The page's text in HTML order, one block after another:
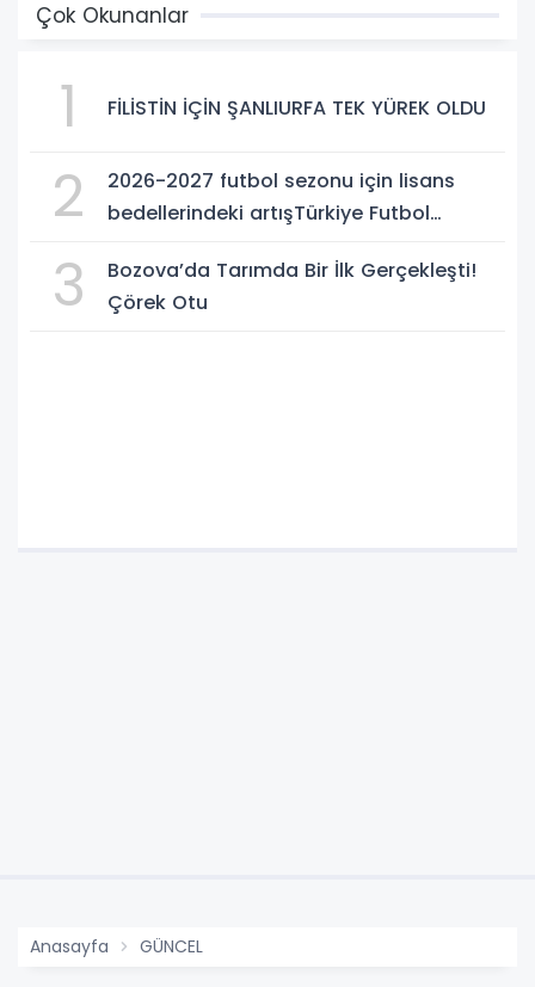
Çok Okunanlar
1 FİLİSTİN İÇİN ŞANLIURFA TEK YÜREK OLDU
2
2026-2027 futbol sezonu için lisans
bedellerindeki artışTürkiye Futbol
3
Bozova’da Tarımda Bir İlk Gerçekleşti!
Çörek Otu
Anasayfa GÜNCEL